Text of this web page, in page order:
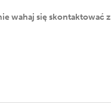
wahaj się skontaktować z